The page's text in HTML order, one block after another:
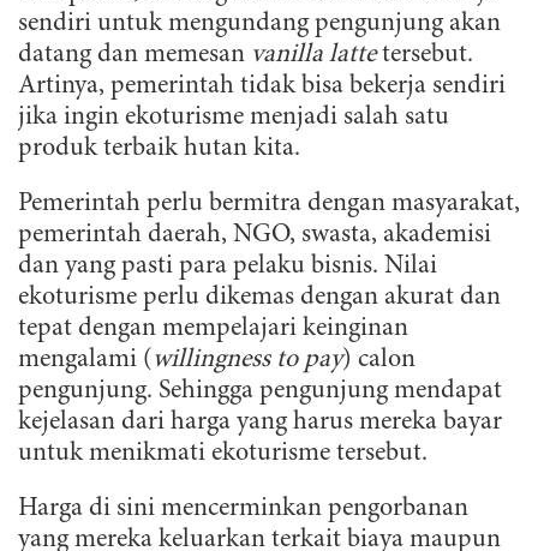
sendiri untuk mengundang pengunjung akan
datang dan memesan vanilla lattetersebut.
Artinya, pemerintah tidak bisa bekerja sendiri
jika ingin ekoturisme menjadi salah satu
produk terbaik hutan kita.
Pemerintah perlu bermitra dengan masyarakat,
pemerintah daerah, NGO, swasta, akademisi
dan yang pasti para pelaku bisnis. Nilai
ekoturisme perlu dikemas dengan akurat dan
tepat dengan mempelajari keinginan
mengalami ( willingness to pay) calon
pengunjung. Sehingga pengunjung mendapat
kejelasan dari harga yang harus mereka bayar
untuk menikmati ekoturisme tersebut.
Harga di sini mencerminkan pengorbanan
yang mereka keluarkan terkait biaya maupun